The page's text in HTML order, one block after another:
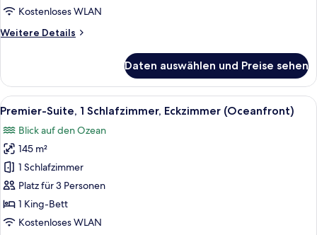
Kostenloses WLAN
Weitere Details
Weitere
Buchtblick
Daten auswählen und Preise sehen
Alle
Fotos
für
Premier-
Suite,
1
Schlafzimmer,
Eckzimmer
Ein Hotelzimmer mit einem großen
5
Premier-Suite, 1 Schlafzimmer, Eckzimmer (Oceanfront)
Blick auf den Ozean
145 m²
1 Schlafzimmer
Platz für 3 Personen
1 King-Bett
Kostenloses WLAN